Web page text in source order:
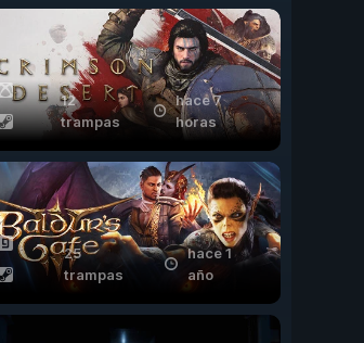
12
trampas
hace 7
horas
25
trampas
hace 1
año